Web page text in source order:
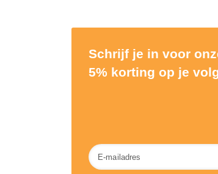
Schrijf je in voor
5% korting op je
Nieuwsbrief